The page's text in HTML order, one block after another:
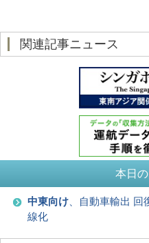
関連記事ニュース
本日
中東向け、自動車輸出 回
線化